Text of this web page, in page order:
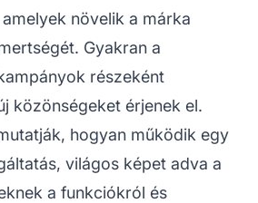
növelik a márka
Gyakran a
részeként
közönségeket érjenek el.
hogyan működik egy
világos képet adva a
a funkciókról és